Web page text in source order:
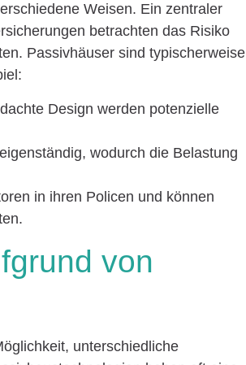
Weisen. Ein zentraler
betrachten das Risiko
Passivhäuser sind typischerweise
Design werden potenzielle
wodurch die Belastung
in ihren Policen und können
von
unterschiedliche